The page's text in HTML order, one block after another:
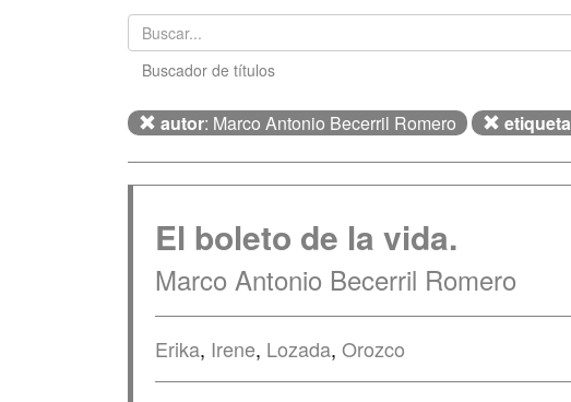
Buscador de títulos
autor: Marco Antonio Becerril Romero etiqueta
El boleto de la vida.
Marco Antonio Becerril Romero
Erika, Irene, Lozada, Orozco